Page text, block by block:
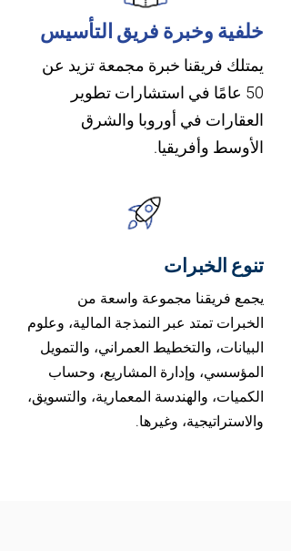
خلفية وخبرة فريق التأسيس
يمتلك فريقنا خبرة مجمعة تزيد عن
50 عامًا في استشارات تطوير
العقارات في أوروبا والشرق
الأوسط وأفريقيا.
تنوع الخبرات
يجمع فريقنا مجموعة واسعة من
الخبرات تمتد عبر النمذجة المالية، وعلوم
البيانات، والتخطيط العمراني، والتمويل
المؤسسي، وإدارة المشاريع، وحساب
الكميات، والهندسة المعمارية، والتسويق،
والاستراتيجية، وغيرها.